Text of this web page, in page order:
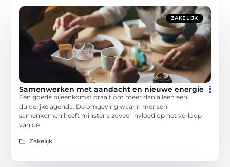
ZAKELIJK
Samenwerken met aandacht en nieuwe energie
Een goede bijeenkomst draait om meer dan alleen een
duidelijke agenda. De omgeving waarin mensen
samenkomen heeft minstens zoveel invloed op het verloop
van de
Zakelijk